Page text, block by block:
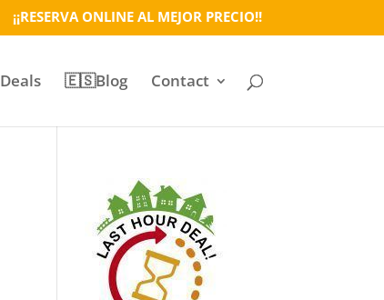
¡¡RESERVA ONLINE AL MEJOR PRECIO!!
Deals 🇪🇸Blog Contact